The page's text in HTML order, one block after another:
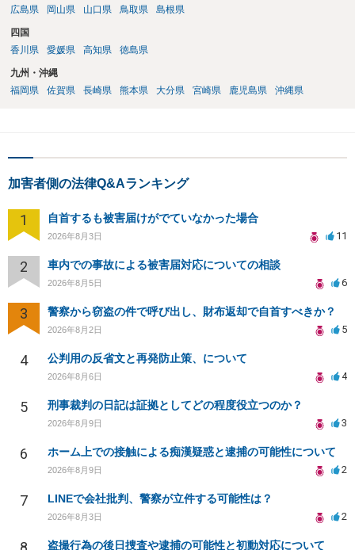
前提なので，期間も考えなくて大丈夫です。 というわけで，本件は大
をつけてくださいね。それが一番大事です。
広島県
岡山県 山口県 鳥取県 島根県
四国
香川県
愛媛県 高知県 徳島県
九州・沖縄
福岡県
佐賀県 長崎県 熊本県 大分県 宮崎県 鹿児島県 沖縄県
加害者側の法律Q&Aランキング
1 自首するも被害届けがでていなかった場合
2026年8月3日 11
2 車内での事故による被害届対応についての相談
2026年8月5日 6
3 警察から窃盗の件で呼び出し、財布返却で自首すべきか？
2026年8月2日 5
4 公判用の反省文と再発防止策、について
2026年8月6日 4
5 刑事裁判の日記は証拠としてどの程度役立つのか？
2026年8月9日 3
6 ホーム上での接触による痴漢疑惑と逮捕の可能性について
2026年8月9日 2
7 LINEで会社批判、警察が立件する可能性は？
2026年8月3日 2
盗撮行為の後日捜査や逮捕の可能性と初動対応について